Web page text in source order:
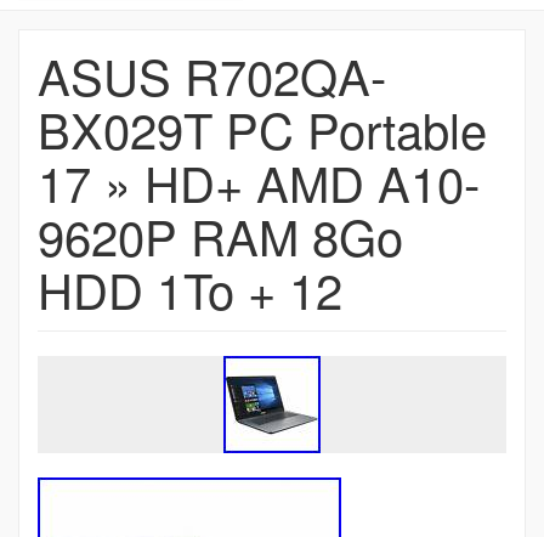
ASUS R702QA-
BX029T PC Portable
17 » HD+ AMD A10-
9620P RAM 8Go
HDD 1To + 12